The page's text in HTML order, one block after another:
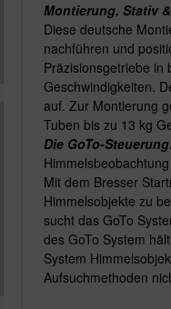
Montierung, Stativ
Diese deutsche
nachführen und
Präzisionsgetriebe in
Geschwindigkeiten.
auf. Zur Montierung
Tuben bis zu 13 kg
Die GoTo-
Himmelsbeobachtung
Mit dem Bresser
Himmelsobjekte zu
sucht das GoTo
des GoTo System
System
Aufsuchmethoden